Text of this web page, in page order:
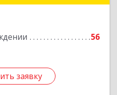
56
заявку
Подробнее
заявку